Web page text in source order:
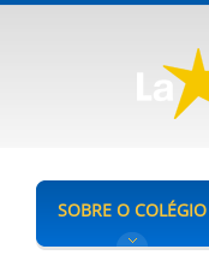
SOBRE O COLÉGIO